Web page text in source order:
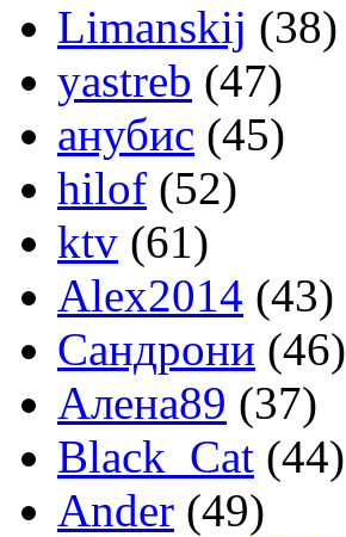
Limanskij (38)
yastreb (47)
анубис (45)
hilof (52)
ktv (61)
Alex2014 (43)
Сандрони (46)
Алена89 (37)
Black_Cat (44)
Ander (49)